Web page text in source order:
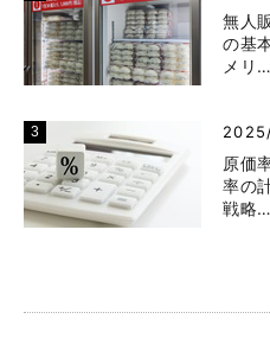
無人
の基
メリ…
原価
率の
戦略…